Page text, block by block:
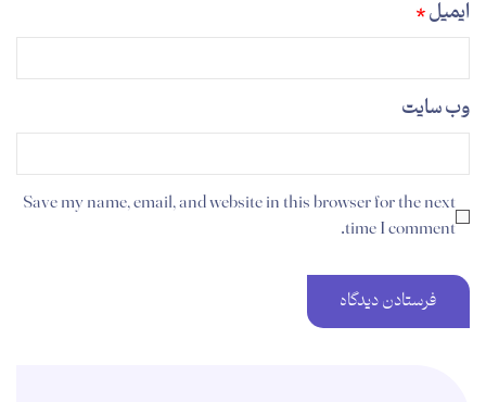
ایمیل*
وب‌ سایت
Save my name, email, and website in this browser for the next
time I comment.